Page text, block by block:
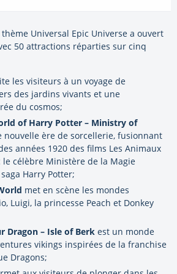
Universal Epic Universe a ouvert
50 attractions réparties sur cinq
les visiteurs à un voyage de
des jardins vivants et une
du cosmos;
of Harry Potter – Ministry of
nouvelle ère de sorcellerie, fusionnant
années 1920 des films Les Animaux
le célèbre Ministère de la Magie
Harry Potter;
met en scène les mondes
Luigi, la princesse Peach et Donkey
Dragon – Isle of Berk est un monde
vikings inspirées de la franchise
Dragons;